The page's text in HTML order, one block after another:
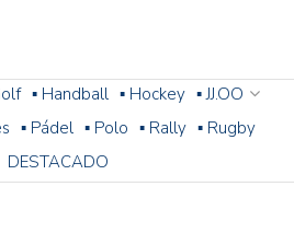
▪ Handball ▪ Hockey ▪ JJ.OO
▪ Pádel ▪ Polo ▪ Rally ▪ Rugby
DESTACADO